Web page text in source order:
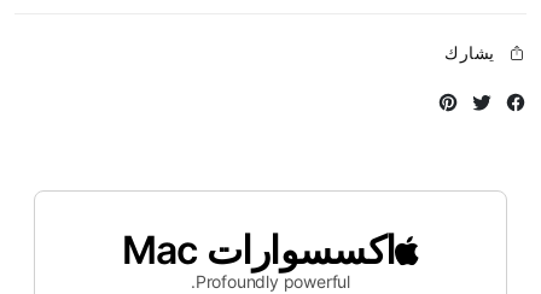
يشارك
Facebook
Twitter
اكسسوارات Mac
Profoundly powerful.